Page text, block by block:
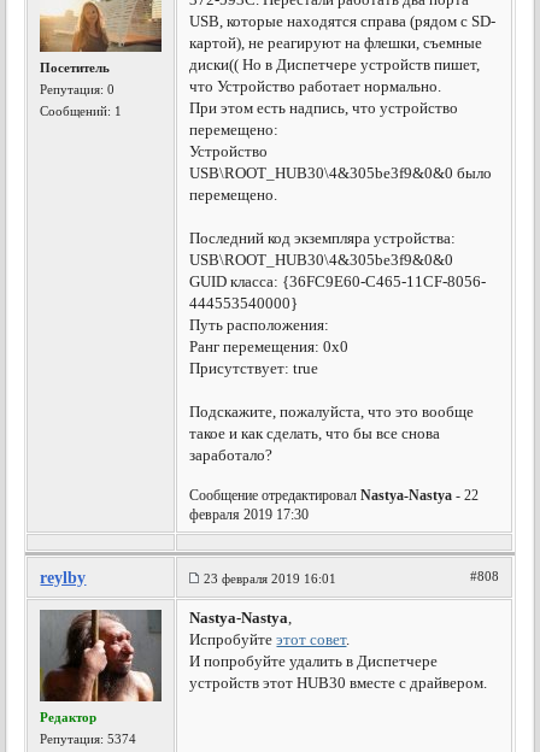
Посетитель
Репутация:0
Сообщений: 1
USB, которые находятся справа (рядом с SD-
картой), не реагируют на флешки, съемные
диски(( Но в Диспетчере устройств пишет,
что Устройство работает нормально.
При этом есть надпись, что устройство
перемещено:
Устройство
USB\ROOT_HUB30\4&305be3f9&0&0 было
перемещено.
Последний код экземпляра устройства:
USB\ROOT_HUB30\4&305be3f9&0&0
GUID класса: {36FC9E60-C465-11CF-8056-
444553540000}
Путь расположения:
Ранг перемещения: 0x0
Присутствует: true
Подскажите, пожалуйста, что это вообще
такое и как сделать, что бы все снова
заработало?
Сообщение отредактировалNastya-Nastya - 22
февраля 2019 17:30
reylby 23 февраля 2019 16:01 #808
Редактор
Репутация:5374
Nastya-Nastya,
Испробуйтеэтот совет.
И попробуйте удалить в Диспетчере
устройств этот HUB30 вместе с драйвером.